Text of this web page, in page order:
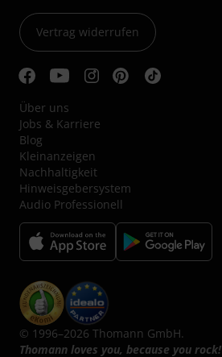
Vertrag widerrufen
Über uns
Jobs & Karriere
Blog
Kleinanzeigen
Nachhaltigkeit
Hinweisgebersystem
Audio Professionell
© 1996–2026 Thomann GmbH.
Thomann loves you, because you rock!